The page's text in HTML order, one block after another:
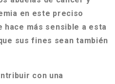
en este preciso
hace más sensible a esta
sus fines sean también
con una